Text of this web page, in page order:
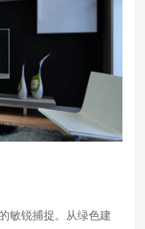
敏锐捕捉。从绿色建